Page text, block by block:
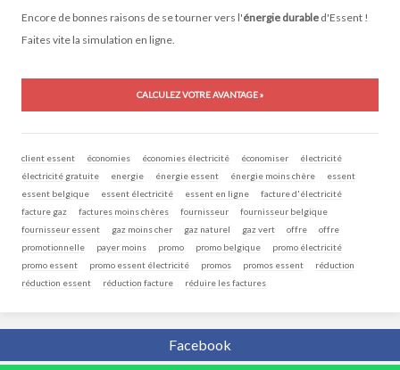
Encore de bonnes raisons de se tourner vers l'énergie durable d'Essent !
Faites vite la simulation en ligne.
CALCULEZ VOTRE AVANTAGE »
client essent économies économies électricité économiser
électricité
électricité gratuite
energie énergie essent énergie moins chère
essent
essent belgique
essent électricité essent en ligne
facture d'électricité
facture gaz
factures moins chères fournisseur
fournisseur belgique
fournisseur essent
gaz moins cher gaz naturel gaz vert offre
offre
promotionnelle
payer moins promo promo belgique
promo électricité
promo essent
promo essent électricité promos promos essent
réduction
réduction essent
réduction facture réduire les factures
Facebook